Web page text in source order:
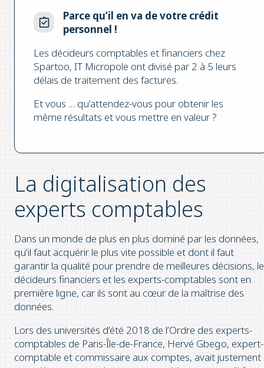
Parce qu’il en va de votre crédit
personnel !
Les décideurs comptables et financiers chez
Spartoo, IT Micropole ont divisé par 2 à 5 leurs
délais de traitement des factures.
Et vous … qu’attendez-vous pour obtenir les
même résultats et vous mettre en valeur ?
La digitalisation des
experts comptables
Dans un monde de plus en plus dominé par les données,
qu’il faut acquérir le plus vite possible et dont il faut
garantir la qualité pour prendre de meilleures décisions,
décideurs financiers et les experts-comptables sont en
première ligne, car ils sont au cœur de la maîtrise des
données.
Lors des universités d’été 2018 de l’Ordre des experts-
comptables de Paris-Île-de-France, Hervé Gbego, expert-
comptable et commissaire aux comptes, avait justement